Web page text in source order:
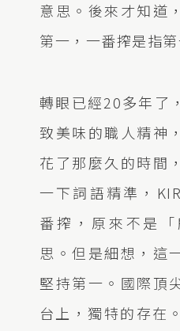
意思。後來才知道
第一，一番搾是指第
轉眼已經20多年了
致美味的職人精神
花了那麼久的時間
一下詞語精準，
番搾，原來不是
思。但是細想，這
堅持第一。國際頂
台上，獨特的存在